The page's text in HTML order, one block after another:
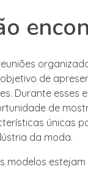
de
Durante esses
de
únicas
da moda.
modelos